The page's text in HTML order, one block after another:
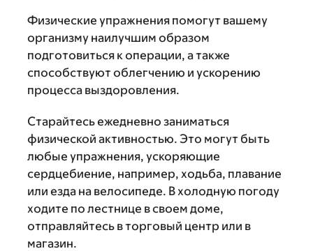
Физические упражнения помогут вашему
организму наилучшим образом
подготовиться к операции, а также
способствуют облегчению и ускорению
процесса выздоровления.
Старайтесь ежедневно заниматься
физической активностью. Это могут быть
любые упражнения, ускоряющие
сердцебиение, например, ходьба, плавание
или езда на велосипеде. В холодную погоду
ходите по лестнице в своем доме,
отправляйтесь в торговый центр или в
магазин.